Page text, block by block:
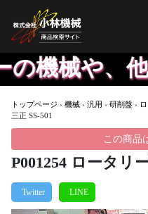
、他社
トップページ › 機械 › 汎用 › 研削盤 ›
三正 SS-501
この商品
P001254 ロータリ